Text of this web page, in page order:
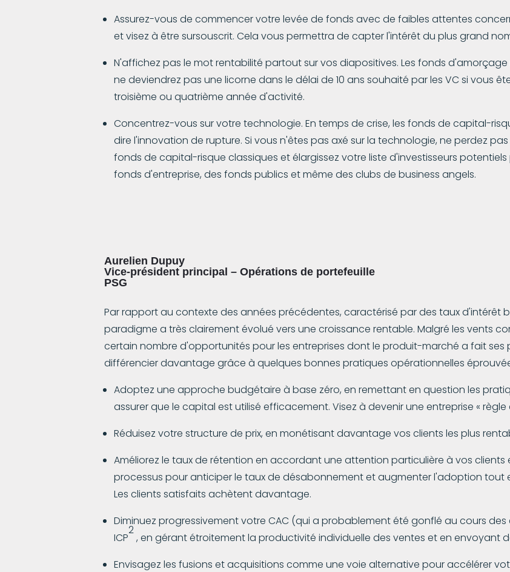
Assurez-vous de commencer votre levée de fonds avec de faibles attentes
et visez à être sursouscrit. Cela vous permettra de capter l'intérêt du plus grand
N'affichez pas le mot rentabilité partout sur vos diapositives. Les fonds
ne deviendrez pas une licorne dans le délai de 10 ans souhaité par les VC si vous
troisième ou quatrième année d'activité.
Concentrez-vous sur votre technologie. En temps de crise, les fonds de capital-
dire l'innovation de rupture. Si vous n'êtes pas axé sur la technologie, ne perdez
fonds de capital-risque classiques et élargissez votre liste d'investisseurs
fonds d'entreprise, des fonds publics et même des clubs de business angels.
Aurelien Dupuy
Vice-président principal – Opérations de portefeuille
PSG
Par rapport au contexte des années précédentes, caractérisé par des taux d'intérêt
paradigme a très clairement évolué vers une croissance rentable. Malgré les vents
certain nombre d'opportunités pour les entreprises dont le produit-marché a fait ses
différencier davantage grâce à quelques bonnes pratiques opérationnelles
Adoptez une approche budgétaire à base zéro, en remettant en question les
assurer que le capital est utilisé efficacement. Visez à devenir une entreprise « règle
Réduisez votre structure de prix, en monétisant davantage vos clients les plus
Améliorez le taux de rétention en accordant une attention particulière à vos
processus pour anticiper le taux de désabonnement et augmenter l'adoption tout
Les clients satisfaits achètent davantage.
Diminuez progressivement votre CAC (qui a probablement été gonflé au cours
ICP
2
, en gérant étroitement la productivité individuelle des ventes et en envoyant
Envisagez les fusions et acquisitions comme une voie alternative pour accélérer